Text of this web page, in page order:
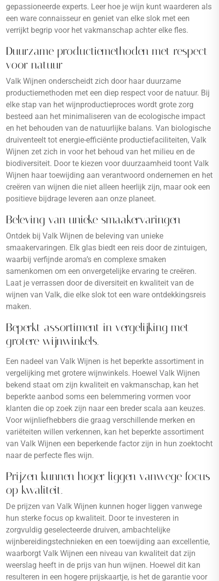
gepassioneerde experts. Leer hoe je wijn kunt waarderen als
een ware connaisseur en geniet van elke slok met een
verrijkt begrip voor het vakmanschap achter elke fles.
Duurzame productiemethoden met respect
voor natuur
Valk Wijnen onderscheidt zich door haar duurzame
productiemethoden met een diep respect voor de natuur. Bij
elke stap van het wijnproductieproces wordt grote zorg
besteed aan het minimaliseren van de ecologische impact
en het behouden van de natuurlijke balans. Van biologische
druiventeelt tot energie-efficiënte productiefaciliteiten, Valk
Wijnen zet zich in voor het behoud van het milieu en de
biodiversiteit. Door te kiezen voor duurzaamheid toont Valk
Wijnen haar toewijding aan verantwoord ondernemen en het
creëren van wijnen die niet alleen heerlijk zijn, maar ook een
positieve bijdrage leveren aan onze planeet.
Beleving van unieke smaakervaringen
Ontdek bij Valk Wijnen de beleving van unieke
smaakervaringen. Elk glas biedt een reis door de zintuigen,
waarbij verfijnde aroma’s en complexe smaken
samenkomen om een onvergetelijke ervaring te creëren.
Laat je verrassen door de diversiteit en kwaliteit van de
wijnen van Valk, die elke slok tot een ware ontdekkingsreis
maken.
Beperkt assortiment in vergelijking met
grotere wijnwinkels.
Een nadeel van Valk Wijnen is het beperkte assortiment in
vergelijking met grotere wijnwinkels. Hoewel Valk Wijnen
bekend staat om zijn kwaliteit en vakmanschap, kan het
beperkte aanbod soms een belemmering vormen voor
klanten die op zoek zijn naar een breder scala aan keuzes.
Voor wijnliefhebbers die graag verschillende merken en
variëteiten willen verkennen, kan het beperkte assortiment
van Valk Wijnen een beperkende factor zijn in hun zoektocht
naar de perfecte fles wijn.
Prijzen kunnen hoger liggen vanwege focus
op kwaliteit.
De prijzen van Valk Wijnen kunnen hoger liggen vanwege
hun sterke focus op kwaliteit. Door te investeren in
zorgvuldig geselecteerde druiven, ambachtelijke
wijnbereidingstechnieken en een toewijding aan excellentie,
waarborgt Valk Wijnen een niveau van kwaliteit dat zijn
weerslag heeft in de prijs van hun wijnen. Hoewel dit kan
resulteren in een hogere prijskaartje, is het de garantie voor